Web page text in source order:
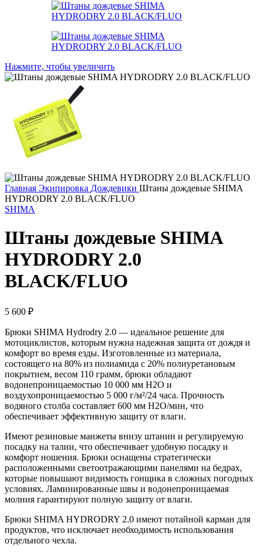
Нажмите, чтобы увеличить
Главная Экипировка Дождевики Штаны дождевые SHIMA
HYDRODRY 2.0 BLACK/FLUO
SHIMA
Штаны дождевые SHIMA
HYDRODRY 2.0
BLACK/FLUO
5 600 ₽
Брюки SHIMA Hydrodry 2.0 — идеальное решение для
мотоциклистов, которым нужна надежная защита от дождя и
комфорт во время езды. Изготовленные из материала,
состоящего на 80% из полиамида с 20% полиуретановым
покрытием, весом 110 грамм, брюки обладают
водонепроницаемостью 10 000 мм H2O и
воздухопроницаемостью 5 000 г/м²/24 часа. Прочность
водяного столба составляет 600 мм H2O/мин, что
обеспечивает эффективную защиту от влаги.
Имеют резиновые манжеты внизу штанин и регулируемую
посадку на талии, что обеспечивает удобную посадку и
комфорт ношения. Брюки оснащены стратегически
расположенными светоотражающими панелями на бедрах,
которые повышают видимость гонщика в сложных погодных
условиях. Ламинированные швы и водонепроницаемая
молния гарантируют полную защиту от влаги.
Брюки SHIMA HYDRODRY 2.0 имеют потайной карман для
продуктов, что исключает необходимость использования
отдельного чехла.